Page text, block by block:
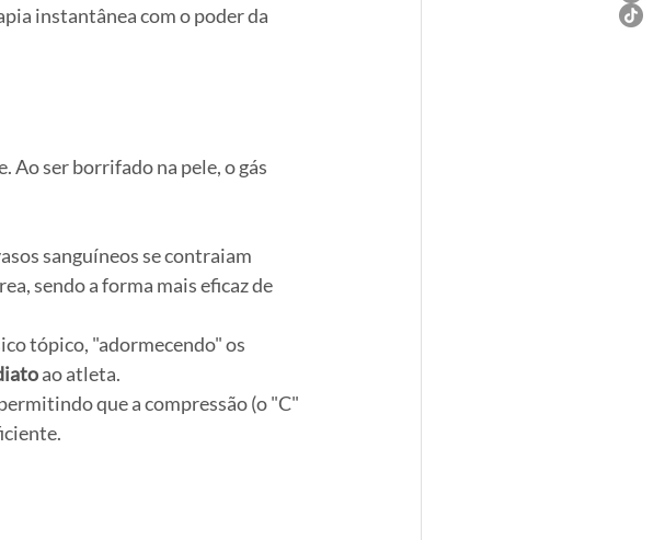
instantânea com o poder da
Ao ser borrifado na pele, o gás
sanguíneos se contraiam
sendo a forma mais eficaz de
tópico, "adormecendo" os
ao atleta.
que a compressão (o "C"